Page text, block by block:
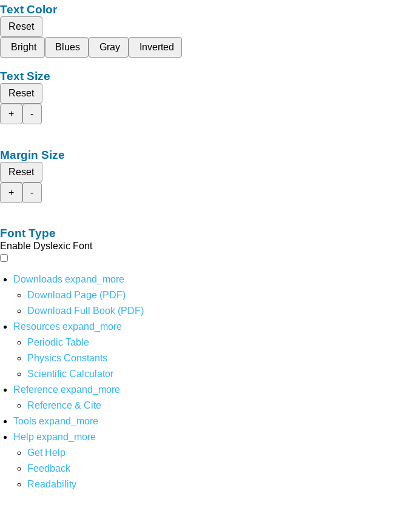
Text Color
Reset
Bright
Blues Gray Inverted
Text Size
Reset
+
-
Margin Size
Reset
+
-
Font Type
Enable Dyslexic Font
Downloads expand_more
Download Page (PDF)
Download Full Book (PDF)
Resources expand_more
Periodic Table
Physics Constants
Scientific Calculator
Reference expand_more
Reference & Cite
Tools expand_more
Help expand_more
Get Help
Feedback
Readability